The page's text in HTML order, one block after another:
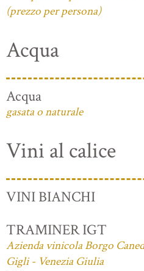
(prezzo per persona)
Acqua
Acqua
gasata o naturale
Vini al calice
VINI BIANCHI
TRAMINER IGT
Azienda vinicola Borgo
Gigli - Venezia Giulia